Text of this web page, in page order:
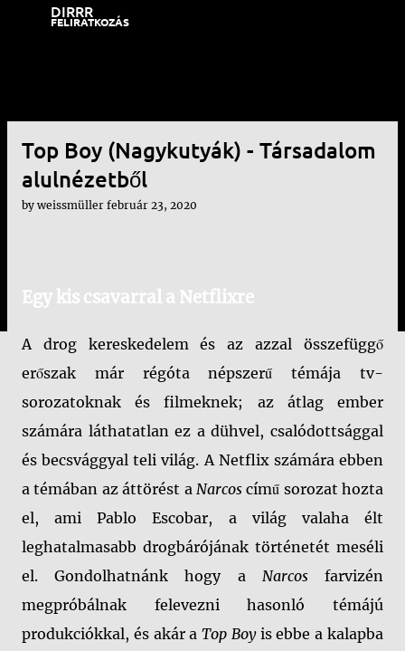
DIRRR
FELIRATKOZÁS
Top Boy (Nagykutyák) - Társadalom
alulnézetből
by weissmüller február 23, 2020
Egy kis csavarral a Netflixre
A drog kereskedelem és az azzal összefüggő
erőszak már régóta népszerű témája tv-
sorozatoknak és filmeknek; az átlag ember
számára láthatatlan ez a dühvel, csalódottsággal
és becsvággyal teli világ. A Netflix számára ebben
a témában az áttörést a Narcoscímű sorozat hozta
el, ami Pablo Escobar, a világ valaha élt
leghatalmasabb drogbárójának történetét meséli
el. Gondolhatnánk hogy a Narcosfarvizén
megpróbálnak felevezni hasonló témájú
produkciókkal, és akár aTop Boy is ebbe a kalapba